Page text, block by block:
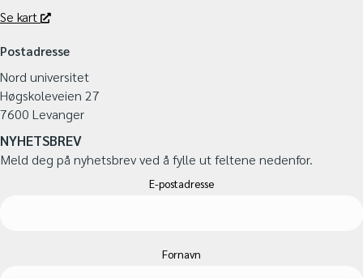
Se kart
Postadresse
Nord universitet
Høgskoleveien 27
7600 Levanger
NYHETSBREV
Meld deg på nyhetsbrev ved å fylle ut feltene nedenfor.
E-postadresse
Fornavn